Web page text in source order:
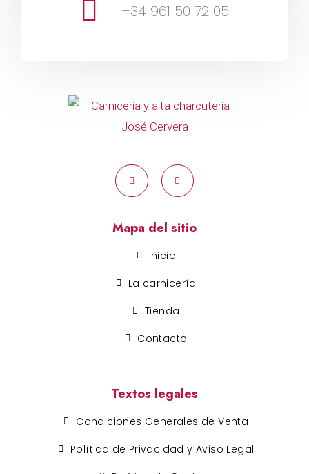
+34 961 50 72 05
Mapa del sitio
Inicio
La carnicería
Tienda
Contacto
Textos legales
Condiciones Generales de Venta
Política de Privacidad y Aviso Legal